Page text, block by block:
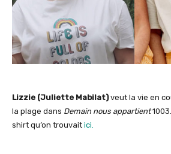
Lizzie (Juliette Mabilat)veut la vie en
la plage dans Demain nous appartient
shirt qu’on trouvait ici.